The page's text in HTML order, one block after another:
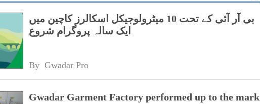
بی آر آئی کے تحت 10 میٹرولوجیکل اسکالرز کاچین میں
ایک سالہ پروگرام شروع
By Gwadar Pro
Gwadar Garment Factory performed up to the mark